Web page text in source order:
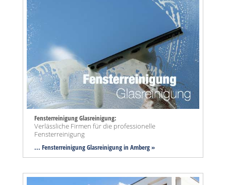
Fensterreinigung Glasreinigung:
Verlässliche Firmen für die professionelle
Fensterreinigung
... Fensterreinigung Glasreinigung in Amberg »